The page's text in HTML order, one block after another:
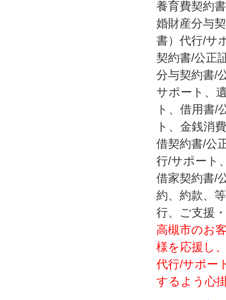
養育費契約
婚財産分与
書）代行/サ
契約書/公正
分与契約書/
サポート、
ト、借用書/
ト、金銭消
借契約書/公
行/サポート
借家契約書/
約、約款、
行、ご支援
高槻市のお
様を応援し
代行/サポー
するよう心